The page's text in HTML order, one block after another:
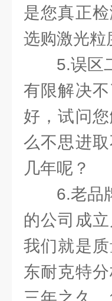
是您真正
选购激光粒
5.误区
有限解决
好，试问
么不思进
几年呢？
6.老品
的公司成
我们就是
东耐克特